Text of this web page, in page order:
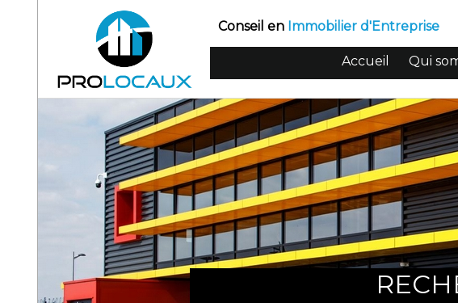
Conseil en Immobilier d'Entreprise
Accueil Qui